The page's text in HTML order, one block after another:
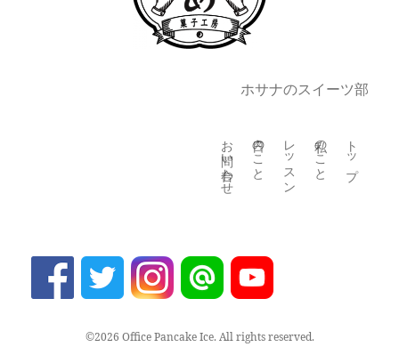
ホサナのスイーツ部
トップ
私のこと
レッスン
日々のこと
お問い合わせ
©2026 Office Pancake Ice. All rights reserved.